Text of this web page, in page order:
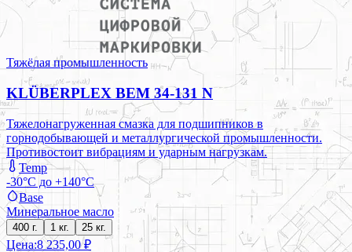
Тяжёлая промышленность
KLÜBERPLEX BEM 34-131 N
Тяжелонагруженная смазка для подшипников в
горнодобывающей и металлургической промышленности.
Противостоит вибрациям и ударным нагрузкам.
Temp
-30°C до +140°C
Base
Минеральное масло
400 г. 1 кг. 25 кг.
Цена:8 235,00 ₽